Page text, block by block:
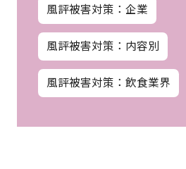
風評被害対策：企業
風評被害対策：内容別
風評被害対策：飲食業界